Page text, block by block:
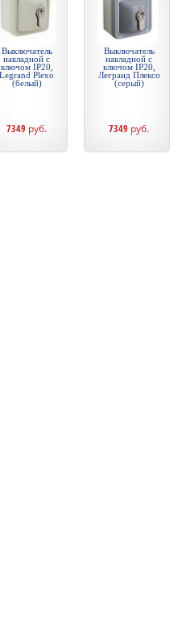
Выключатель
накладной с
ключом IP20,
Legrand Plexo
(белый)
7349 руб.
Выключатель
накладной с
ключом IP20,
Легранд Плексо
(серый)
7349 руб.